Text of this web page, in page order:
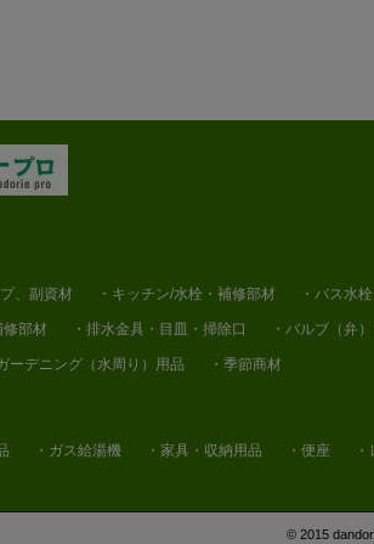
、副資材 ・キッチン/水栓・補修部材 ・バス水
修部材 ・排水金具・目皿・掃除口 ・バルブ（弁
ーデニング（水周り）用品 ・季節商材
・ガス給湯機 ・家具・収納用品 ・便座
© 2015